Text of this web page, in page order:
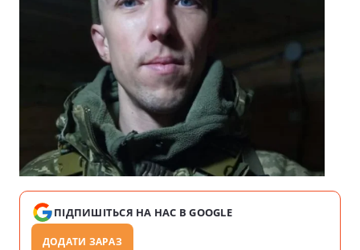
ПІДПИШІТЬСЯ НА НАС В GOOGLE
ДОДАТИ ЗАРАЗ